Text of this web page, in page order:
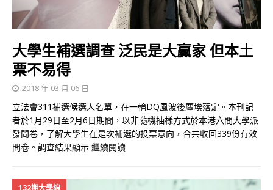
大學生補選調查 泛民是大贏家 但本土
票不易得
2018 年 03 月 06 日
立法會311補選候選人名單，在一輪DQ風波後塵埃落定。本刊記
者於1月29日至2月6日期間，以非隨機抽樣方式於本港六間大學派
發問卷，了解大學生在是次補選的投票意向，合共收回339份有效
問卷。調查結果顯示 繼續閱讀